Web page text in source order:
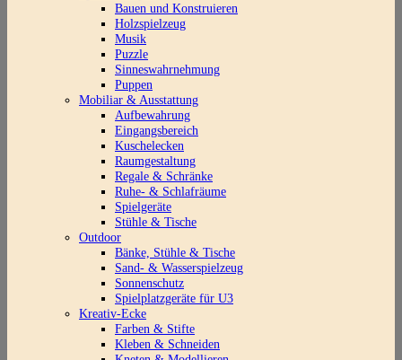
Bauen und Konstruieren
Holzspielzeug
Musik
Puzzle
Sinneswahrnehmung
Puppen
Mobiliar & Ausstattung
Aufbewahrung
Eingangsbereich
Kuschelecken
Raumgestaltung
Regale & Schränke
Ruhe- & Schlafräume
Spielgeräte
Stühle & Tische
Outdoor
Bänke, Stühle & Tische
Sand- & Wasserspielzeug
Sonnenschutz
Spielplatzgeräte für U3
Kreativ-Ecke
Farben & Stifte
Kleben & Schneiden